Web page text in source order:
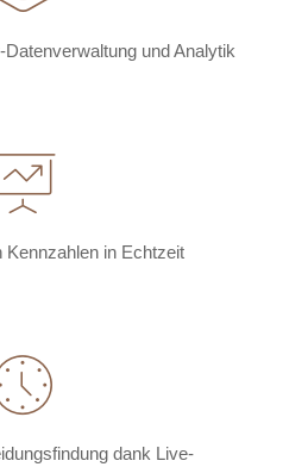
und Analytik
Kennzahlen in Echtzeit
dank Live-